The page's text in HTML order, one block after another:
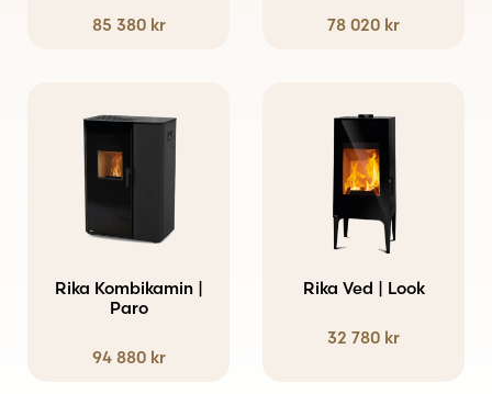
85 380 kr
väljas
produktsidan
78 020 kr
Rika Kombikamin |
Paro
94 880 kr
Den
produkten
flera
varianter.
Rika Ved | Look
32 780 kr
produkten
varianter.